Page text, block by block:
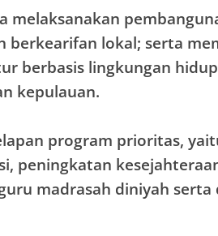
melaksanakan
berkearifan lokal; serta
berbasis lingkungan
kepulauan.
program prioritas,
peningkatan
madrasah diniyah